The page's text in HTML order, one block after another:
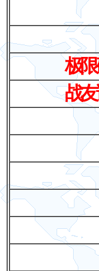
极
战